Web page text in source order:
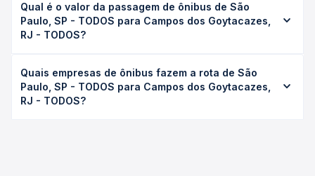
Campos dos Goytacazes, RJ - TODOS leva em média 11h
45min, podendo variar conforme a viação, o tipo de
serviço (convencional, executivo ou leito) e as condições
desejada.
Qual é o valor da passagem de ônibus de São
Paulo, SP - TODOS para Campos dos Goytacazes,
RJ - TODOS?
TODOS para Campos dos Goytacazes, RJ - TODOS custa
em média R$ 321,53 e varia conforme a data da viagem, a
empresa, o tipo de poltrona e a antecedência da compra.
Quais empresas de ônibus fazem a rota de São
Paulo, SP - TODOS para Campos dos Goytacazes,
RJ - TODOS?